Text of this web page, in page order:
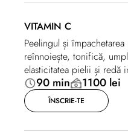
VITAMIN C
Peelingul și
reînnoiește, tonifică,
elasticitatea pielii și redă
90 min 1100 lei
ÎNSCRIE-TE